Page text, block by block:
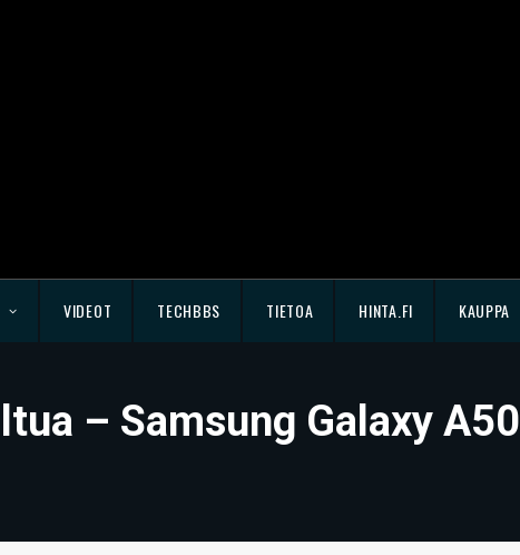
VIDEOT TECHBBS TIETOA HINTA.FI KAUPPA
– Samsung Galaxy A50